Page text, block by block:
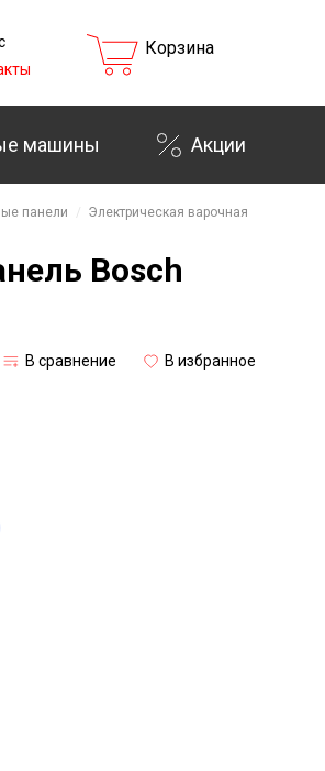
Корзина
машины Акции
панели
Электрическая варочная
Bosch
В сравнение В избранное
₸